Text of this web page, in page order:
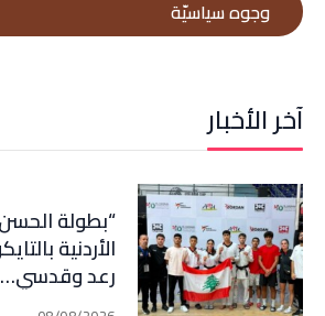
وجوه سياسيّة
آخر الأخبار
“بطولة
الأردنية
رعد وقدسي…
وأبي هيلا